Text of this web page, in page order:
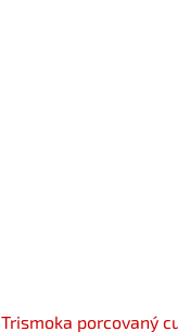
Trismoka porcovaný